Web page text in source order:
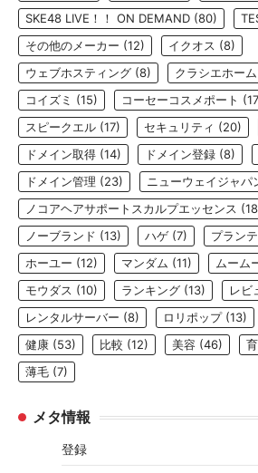
SKE48 LIVE！！ ON DEMAND (80)
その他のメーカー (12) イクオス (8)
ウェブホスティング (8) クラシエホー
コイズミ (15) コーセーコスメポート
スピークエル (17) セキュリティ (20)
ドメイン取得 (14) ドメイン登録 (8)
ドメイン管理 (23) ニューウェイジャパ
ノコアヘアサポートスカルプエッセンス
ノーブランド (13) ハゲ (7) プラン
ホーユー (12) マンダム (11) ムーム
モウダス (10) ランキング (13) レビ
レンタルサーバー (8) ロリポップ(13)
健康 (53) 比較 (12) 美容 (46)
薄毛 (7)
メタ情報
登録